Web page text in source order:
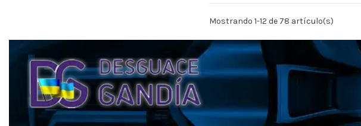
Mostrando 1-12 de 78 artículo(s)